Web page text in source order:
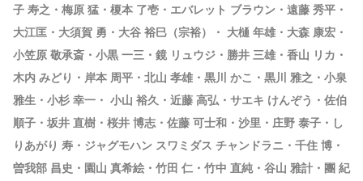
子 寿之・梅原 猛・榎本 了壱・エバレット ブラウン・遠藤 秀平・
大江匡・大須賀 勇・大谷 裕巳（宗裕）・ 大樋 年雄・大森 康宏・
小笠原 敬承斎・小黒 一三・鏡 リュウジ・勝井 三雄・香山 リカ・
木内 みどり・岸本 周平・北山 孝雄・黒川 かこ・黒川 雅之・小泉
雅生・小杉 幸一・ 小山 裕久・近藤 高弘・サエキ けんぞう・佐伯
順子・坂井 直樹・桜井 博志・佐藤 可士和・沙里・庄野 泰子・し
りあがり 寿・ジャグモハン スワミダス チャンドラニ・千住 博・
曽我部 昌史・園山 真希絵・竹田 仁・竹中 直純・谷山 雅計・團 紀